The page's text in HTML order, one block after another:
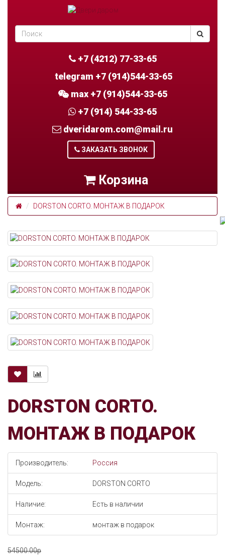
+7 (4212) 77-33-65
telegram +7 (914)544-33-65
max +7 (914)544-33-65
+7 (914) 544-33-65
dveridarom.com@mail.ru
ЗАКАЗАТЬ ЗВОНОК
Корзина
DORSTON CORTO. МОНТАЖ В ПОДАРОК
DORSTON CORTO.
МОНТАЖ В ПОДАРОК
Производитель: Россия
Модель: DORSTON CORTO
Наличие: Есть в наличии
Монтаж: монтаж в подарок
54500.00p